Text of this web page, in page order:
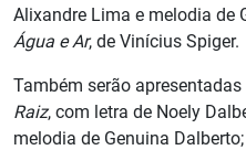
Alixandre Lima e melodia de
Água e Ar, de Vinícius Spiger.
Também serão
Raiz, com letra de Noely
melodia de Genuina Dalberto;